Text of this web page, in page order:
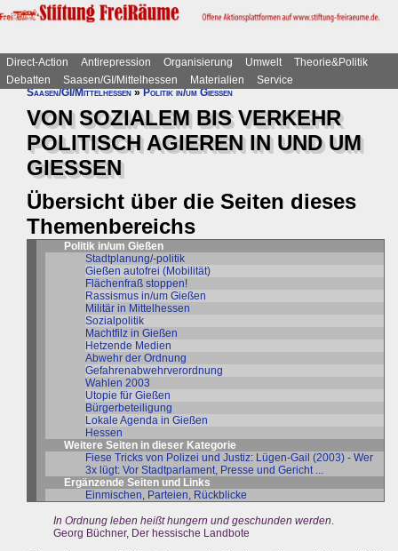
Direct-Action Antirepression Organisierung Umwelt
Theorie&Politik
Debatten
Saasen/GI/Mittelhessen Materialien
Service
Saasen/GI/Mittelhessen»Politik in/um Gießen
VON SOZIALEM BIS VERKEHR
POLITISCH AGIEREN IN UND UM
GIESSEN
Übersicht über die Seiten dieses
Themenbereichs
Politik in/um Gießen
Stadtplanung/-politik
Gießen autofrei (Mobilität)
Flächenfraß stoppen!
Rassismus in/um Gießen
Militär in Mittelhessen
Sozialpolitik
Machtfilz in Gießen
Hetzende Medien
Abwehr der Ordnung
Gefahrenabwehrverordnung
Wahlen 2003
Utopie für Gießen
Bürgerbeteiligung
Lokale Agenda in Gießen
Hessen
Weitere Seiten in dieser Kategorie
Fiese Tricks von Polizei und Justiz: Lügen-Gail (2003) - Wer
3x lügt: Vor Stadtparlament, Presse und Gericht ...
Ergänzende Seiten und Links
Einmischen, Parteien, Rückblicke
In Ordnung leben heißt hungern und geschunden werden.
Georg Büchner, Der hessische Landbote